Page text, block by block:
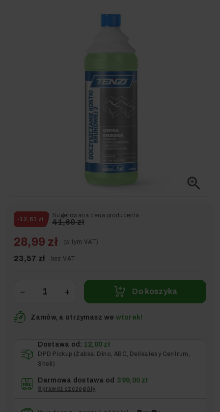
zoom_in
-12,61 zł
Sugerowana cena producenta
41,60 zł
28,99 zł (w tym VAT)
23,57 zł bez VAT
− + Do koszyka
Zamów, a otrzymasz we wtorek!
Dostawa od: 12,00 zł
DPD Pickup (Żabka, Dino, ABC, Delikatesy Centrum,
Shell)
Darmowa dostawa od 399,00 zł
Sprawdź szczegóły